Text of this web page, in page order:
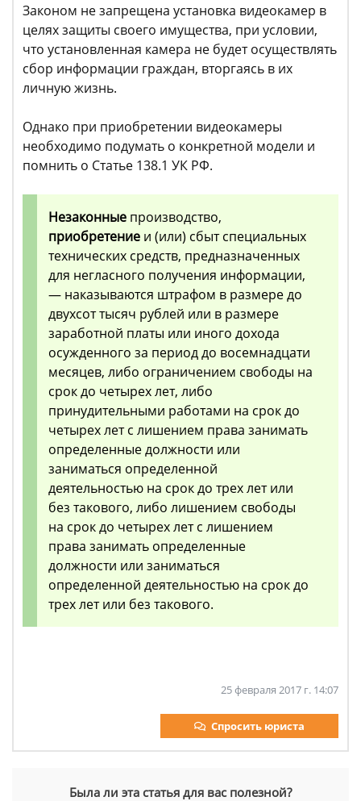
Законом не запрещена установка видеокамер в
целях защиты своего имущества, при условии,
что установленная камера не будет осуществлять
сбор информации граждан, вторгаясь в их
личную жизнь.
Однако при приобретении видеокамеры
необходимо подумать о конкретной модели и
помнить о Статье 138.1 УК РФ.
Незаконные производство,
приобретение и (или) сбыт специальных
технических средств, предназначенных
для негласного получения информации,
— наказываются штрафом в размере до
двухсот тысяч рублей или в размере
заработной платы или иного дохода
осужденного за период до восемнадцати
месяцев, либо ограничением свободы на
срок до четырех лет, либо
принудительными работами на срок до
четырех лет с лишением права занимать
определенные должности или
заниматься определенной
деятельностью на срок до трех лет или
без такового, либо лишением свободы
на срок до четырех лет с лишением
права занимать определенные
должности или заниматься
определенной деятельностью на срок до
трех лет или без такового.
25 февраля 2017 г. 14:07
Спросить юриста
Была ли эта статья для вас полезной?